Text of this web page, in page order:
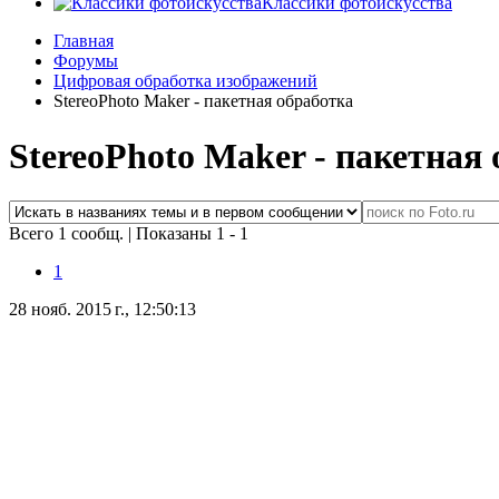
Главная
Форумы
Цифровая обработка изображений
StereoPhoto Maker - пакетная обработка
StereoPhoto Maker - пакетная
Всего 1 сообщ. | Показаны 1 - 1
1
28 нояб. 2015 г., 12:50:13